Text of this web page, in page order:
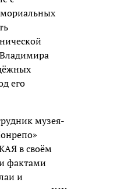
его
музея-
в своём
фактами
и